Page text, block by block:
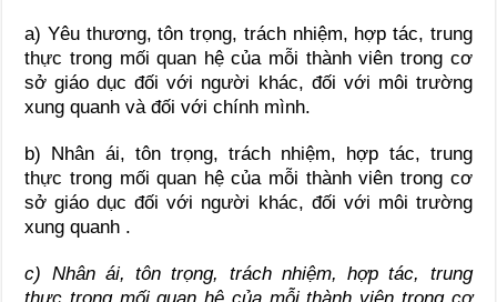
a) Yêu thương, tôn trọng, trách nhiệm, hợp tác, trung
thực trong mối quan hệ của mỗi thành viên trong cơ
sở giáo dục đối với người khác, đối với môi trường
xung quanh và đối với chính mình.
b) Nhân ái, tôn trọng, trách nhiệm, hợp tác, trung
thực trong mối quan hệ của mỗi thành viên trong cơ
sở giáo dục đối với người khác, đối với môi trường
xung quanh .
c) Nhân ái, tôn trọng, trách nhiệm, hợp tác, trung